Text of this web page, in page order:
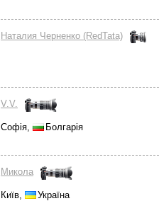
Наталия Черненко (RedTata)
V.V.
Софія, Болгарія
Микола
Київ, Україна